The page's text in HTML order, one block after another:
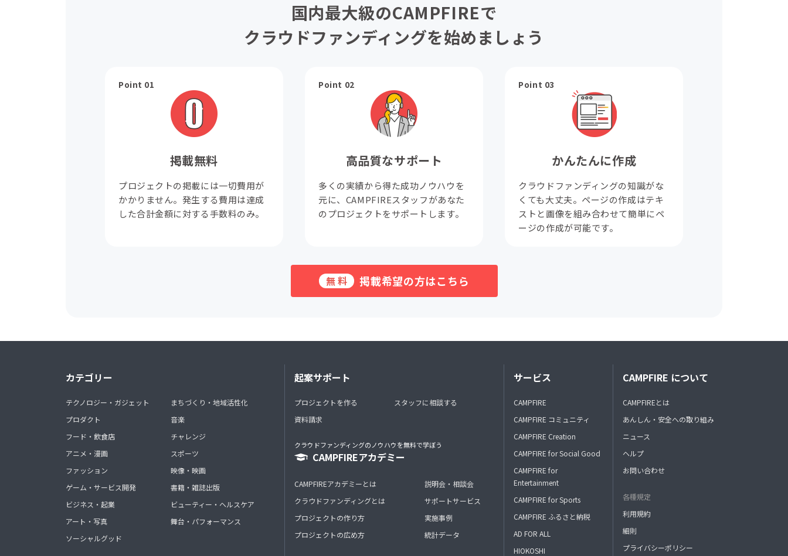
国内最大級のCAMPFIREで
クラウドファンディングを始めましょう
Point 01
掲載無料
プロジェクトの掲載には一切費用が
かかりません。発生する費用は達成
した合計金額に対する手数料のみ。
Point 02
高品質なサポート
多くの実績から得た成功ノウハウを
元に、CAMPFIREスタッフがあなた
のプロジェクトをサポートします。
Point 03
かんたんに作成
クラウドファンディングの知識がな
くても大丈夫。ページの作成はテキ
ストと画像を組み合わせて簡単にペ
ージの作成が可能です。
無料 掲載希望の方はこちら
カテゴリー
テクノロジー・ガジェット
プロダクト
フード・飲食店
アニメ・漫画
ファッション
ゲーム・サービス開発
ビジネス・起業
アート・写真
ソーシャルグッド
まちづくり・地域活性化
音楽
チャレンジ
スポーツ
映像・映画
書籍・雑誌出版
ビューティー・ヘルスケア
舞台・パフォーマンス
起案サポート
プロジェクトを作る
資料請求
スタッフに相談する
クラウドファンディングのノウハウを無料で学ぼう
CAMPFIREアカデミー
CAMPFIREアカデミーとは
クラウドファンディングとは
プロジェクトの作り方
プロジェクトの広め方
説明会・相談会
サポートサービス
実施事例
統計データ
サービス
CAMPFIRE
CAMPFIRE コミュニティ
CAMPFIRE Creation
CAMPFIRE for Social Good
CAMPFIRE for
Entertainment
CAMPFIRE for Sports
CAMPFIRE ふるさと納税
AD FOR ALL
HIOKOSHI
CAMPFIRE について
CAMPFIREとは
あんしん・安全への取り組み
ニュース
ヘルプ
お問い合わせ
各種規定
利用規約
細則
プライバシーポリシー